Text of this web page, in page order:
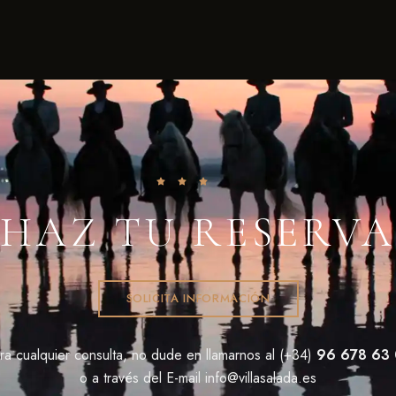
HAZ TU RESERVA
SOLICITA INFORMACIÓN
cualquier consulta, no dude en llamarnos al (+34) 96 678 63
o a través del E-mail info@villasalada.es